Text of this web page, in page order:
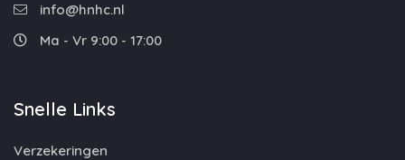
info@hnhc.nl
Ma - Vr 9:00 - 17:00
Snelle Links
Verzekeringen